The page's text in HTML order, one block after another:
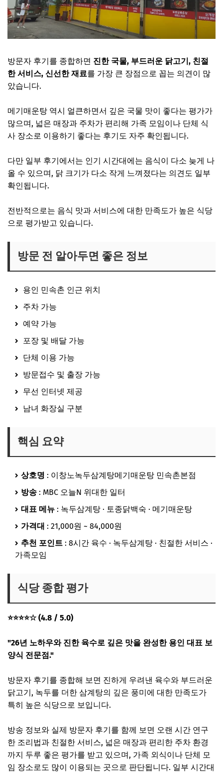
방문자 후기를 종합하면 진한 국물, 부드러운 닭고기, 친절
한 서비스, 신선한 재료를 가장 큰 장점으로 꼽는 의견이 많
았습니다.
메기매운탕 역시 얼큰하면서 깊은 국물 맛이 좋다는 평가가
많으며, 넓은 매장과 주차가 편리해 가족 모임이나 단체 식
사 장소로 이용하기 좋다는 후기도 자주 확인됩니다.
다만 일부 후기에서는 인기 시간대에는 음식이 다소 늦게 나
올 수 있으며, 닭 크기가 다소 작게 느껴졌다는 의견도 일부
확인됩니다.
전반적으로는 음식 맛과 서비스에 대한 만족도가 높은 식당
으로 평가받고 있습니다.
방문 전 알아두면 좋은 정보
용인 민속촌 인근 위치
주차 가능
예약 가능
포장 및 배달 가능
단체 이용 가능
방문접수 및 출장 가능
무선 인터넷 제공
남녀 화장실 구분
핵심 요약
상호명 : 이창노녹두삼계탕메기매운탕 민속촌본점
방송 : MBC 오늘N 위대한 일터
대표 메뉴 : 녹두삼계탕 · 토종닭백숙 · 메기매운탕
가격대 : 21,000원 ~ 84,000원
추천 포인트 : 8시간 육수 · 녹두삼계탕 · 친절한 서비스 ·
가족모임
식당 종합 평가
⭐⭐⭐⭐☆ (4.8 / 5.0)
"26년 노하우와 진한 육수로 깊은 맛을 완성한 용인 대표 보
양식 전문점."
방문자 후기를 종합해 보면 진하게 우려낸 육수와 부드러운
닭고기, 녹두를 더한 삼계탕의 깊은 풍미에 대한 만족도가
특히 높은 식당으로 보입니다.
방송 정보와 실제 방문자 후기를 함께 보면 오랜 시간 연구
한 조리법과 친절한 서비스, 넓은 매장과 편리한 주차 환경
까지 두루 좋은 평가를 받고 있으며, 가족 외식이나 단체 모
임 장소로도 많이 이용되는 곳으로 판단됩니다. 일부 시간대